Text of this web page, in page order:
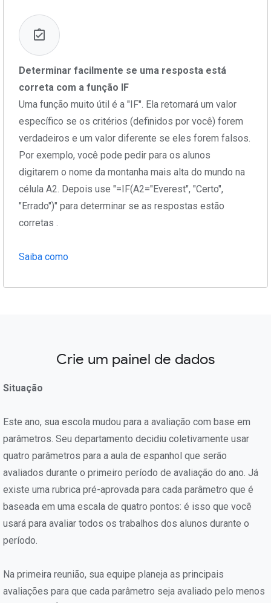
Determinar facilmente se uma resposta está
correta com a função IF
Uma função muito útil é a "IF". Ela retornará um valor
específico se os critérios (definidos por você) forem
verdadeiros e um valor diferente se eles forem falsos.
Por exemplo, você pode pedir para os alunos
digitarem o nome da montanha mais alta do mundo na
célula A2. Depois use "=IF(A2="Everest", "Certo",
"Errado")" para determinar se as respostas estão
corretas .
Saiba como
Crie um painel de dados
Situação
Este ano, sua escola mudou para a avaliação com base em
parâmetros. Seu departamento decidiu coletivamente usar
quatro parâmetros para a aula de espanhol que serão
avaliados durante o primeiro período de avaliação do ano. Já
existe uma rubrica pré-aprovada para cada parâmetro que é
baseada em uma escala de quatro pontos: é isso que você
usará para avaliar todos os trabalhos dos alunos durante o
período.
Na primeira reunião, sua equipe planeja as principais
avaliações para que cada parâmetro seja avaliado pelo menos